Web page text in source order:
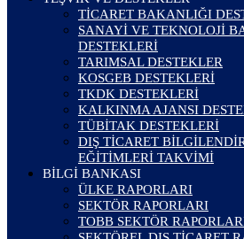
TİCARET BAKANLIĞI
SANAYİ VE TEKNOLOJİ
DESTEKLERİ
TARIMSAL DESTEKLER
KOSGEB DESTEKLERİ
TKDK DESTEKLERİ
KALKINMA AJANSI
TÜBİTAK DESTEKLERİ
DIŞ TİCARET
EĞİTİMLERİ TAKVİMİ
BİLGİ BANKASI
ÜLKE RAPORLARI
SEKTÖR RAPORLARI
TOBB SEKTÖR